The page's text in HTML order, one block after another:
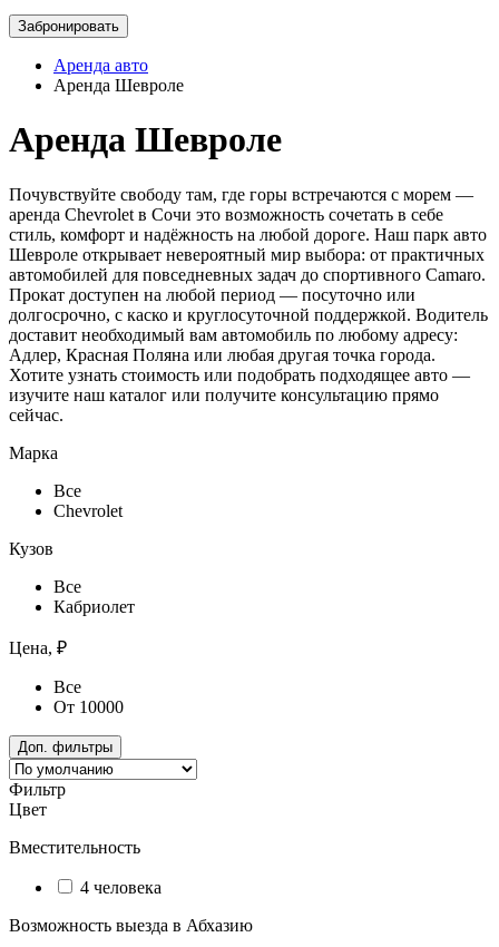
Забронировать
Аренда авто
Аренда Шевроле
Аренда Шевроле
Почувствуйте свободу там, где горы встречаются с морем —
аренда Chevrolet в Сочи это возможность сочетать в себе
стиль, комфорт и надёжность на любой дороге. Наш парк авто
Шевроле открывает невероятный мир выбора: от практичных
автомобилей для повседневных задач до спортивного Camaro.
Прокат доступен на любой период — посуточно или
долгосрочно, с каско и круглосуточной поддержкой. Водитель
доставит необходимый вам автомобиль по любому адресу:
Адлер, Красная Поляна или любая другая точка города.
Хотите узнать стоимость или подобрать подходящее авто —
изучите наш каталог или получите консультацию прямо
сейчас.
Марка
Все
Chevrolet
Кузов
Все
Кабриолет
Цена, ₽
Все
От 10000
Доп. фильтры
Фильтр
Цвет
Вместительность
4 человека
Возможность выезда в Абхазию